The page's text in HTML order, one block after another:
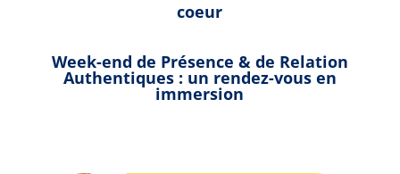
coeur
Week-end de Présence & de Relation
Authentiques : un rendez-vous en
immersion